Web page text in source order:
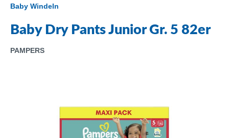
Baby Windeln
Baby Dry Pants Junior Gr. 5 82er
PAMPERS